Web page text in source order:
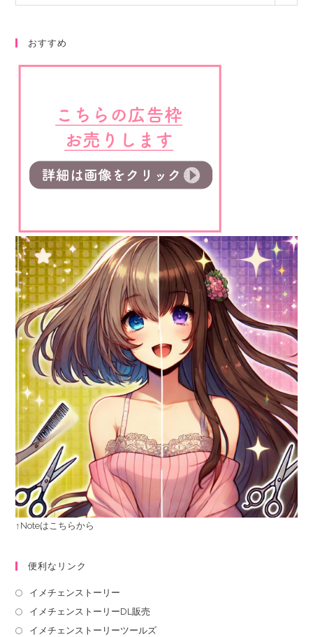
おすすめ
↑Noteはこちらから
便利なリンク
イメチェンストーリー
イメチェンストーリーDL販売
イメチェンストーリーツールズ